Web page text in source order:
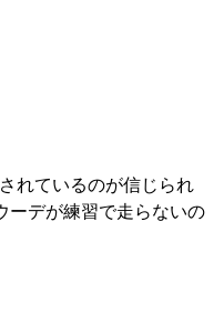
ているのが信じられ
ーデが練習で走らないの